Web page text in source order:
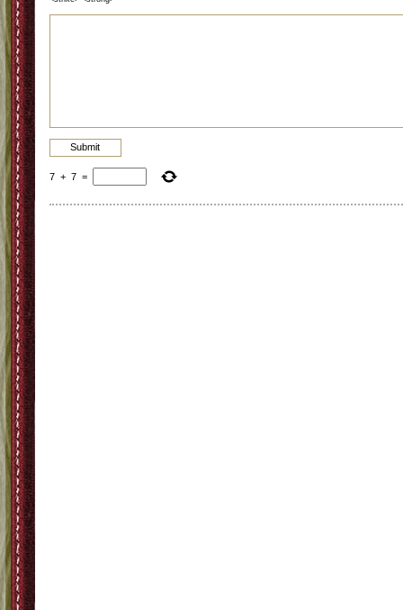
7 + 7 =